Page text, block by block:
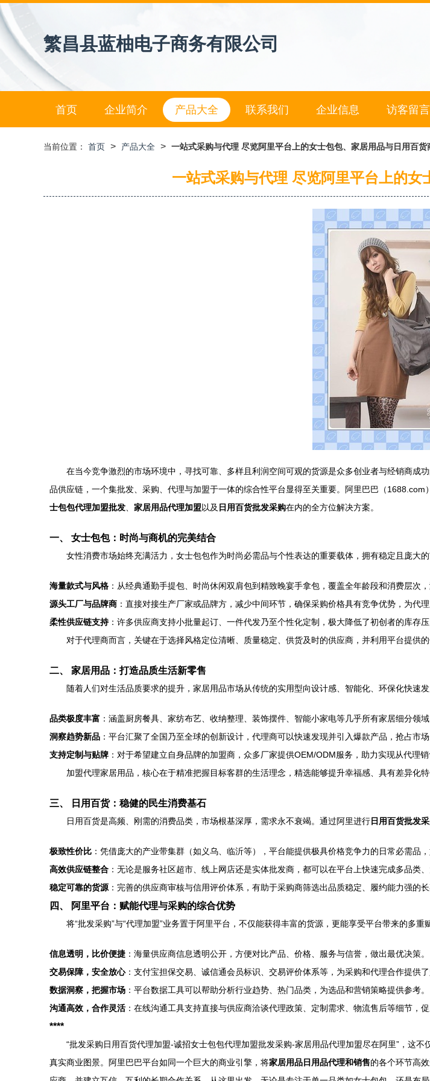
繁昌县蓝柚电子商务有限公司
首页 企业简介 产品大全 联系我们 企业信息 访客留言
当前位置： 首页 > 产品大全 > 一站式采购与代理 尽览阿里平台上的女士包包、家居用品与日用百货
一站式采购与代理 尽览阿里平台上的
在当今竞争激烈的市场环境中，寻找可靠、多样且利润空间可观的货源是众多创业者与经销商
品供应链，一个集批发、采购、代理与加盟于一体的综合性平台显得至关重要。阿里巴巴（
士包包代理加盟批发
家居用品代理加盟以及 日用百货批发采购在内的全方位解决方案。
一、 女士包包：时尚与商机的完美结合
女性消费市场始终充满活力，女士包包作为时尚必需品与个性表达的重要载体，拥有稳定且庞大
海量款式与风格 ：从经典通勤手提包、时尚休闲双肩包到精致晚宴手拿包，覆盖全年龄段和消费层次，
源头工厂与品牌商 ：直接对接生产厂家或品牌方，减少中间环节，确保采购价格具有竞争优势，为代
柔性供应链支持：许多供应商支持小批量起订、一件代发乃至个性化定制，极大降低了初创者的库存
对于代理商而言，关键在于选择风格定位清晰、质量稳定、供货及时的供应商，并利用平台提供
二、 家居用品：打造品质生活新零售
随着人们对生活品质要求的提升，家居用品市场从传统的实用型向设计感、智能化、环保化快速
品类极度丰富 ：涵盖厨房餐具、家纺布艺、收纳整理、装饰摆件、智能小家电等几乎所有家居细分领
洞察趋势新品 ：平台汇聚了全国乃至全球的创新设计，代理商可以快速发现并引入爆款产品，抢占市场
支持定制与贴牌 ：对于希望建立自身品牌的加盟商，众多厂家提供OEM/ODM服务，助力实现从代理销
加盟代理家居用品，核心在于精准把握目标客群的生活理念，精选能够提升幸福感、具有差异化特
三、 日用百货：稳健的民生消费基石
日用百货是高频、刚需的消费品类，市场根基深厚，需求永不衰竭。通过阿里进行日用百货批发
极致性价比 ：凭借庞大的产业带集群（如义乌、临沂等），平台能提供极具价格竞争力的日常必需品
高效供应链整合 ：无论是服务社区超市、线上网店还是实体批发商，都可以在平台上快速完成多品类
稳定可靠的货源 ：完善的供应商审核与信用评价体系，有助于采购商筛选出品质稳定、履约能力强的
四、 阿里平台：赋能代理与采购的综合优势
将“批发采购”与“代理加盟”业务置于阿里平台，不仅能获得丰富的货源，更能享受平台带来的多重
信息透明，比价便捷 ：海量供应商信息透明公开，方便对比产品、价格、服务与信誉，做出最优决策。
交易保障，安全放心：支付宝担保交易、诚信通会员标识、交易评价体系等，为采购和代理合作提供了
数据洞察，把握市场 ：平台数据工具可以帮助分析行业趋势、热门品类，为选品和营销策略提供参考。
沟通高效，合作灵活 ：在线沟通工具支持直接与供应商洽谈代理政策、定制需求、物流售后等细节，
****
“批发采购日用百货代理加盟-诚招女士包包代理加盟批发采购-家居用品代理加盟尽在阿里”，这
真实商业图景。阿里巴巴平台如同一个巨大的商业引擎，将家居用品日用品代理和销售的各个环节高